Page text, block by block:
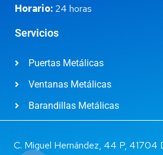
Horario: 24 horas
Servicios
Puertas Metálicas
Ventanas Metálicas
Barandillas Metálicas
C. Miguel Hernández, 44 P, 41704